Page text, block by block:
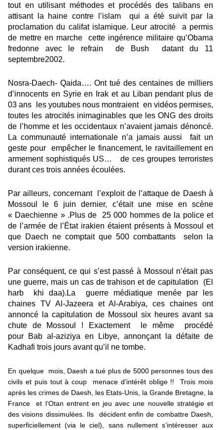
tout en utilisant méthodes et procédés des talibans en
attisant la haine contre l’islam qui a été suivit par la
proclamation du califat islamique. Leur atrocité a permis
de mettre en marche cette ingérence militaire qu’Obama
fredonne avec le refrain de Bush datant du 11
septembre2002.
Nosra-Daech- Qaida…. Ont tué des centaines de milliers
d’innocents en Syrie en Irak et au Liban pendant plus de
03 ans les youtubes nous montraient en vidéos permises,
toutes les atrocités inimaginables que les ONG des droits
de l’homme et les occidentaux n’avaient jamais dénoncé.
La communauté internationale n’a jamais aussi fait un
geste pour empêcher le financement, le ravitaillement en
armement sophistiqués US… de ces groupes terroristes
durant ces trois années écoulées.
Par ailleurs, concernant l’exploit de l’attaque de Daesh à
Mossoul le 6 juin dernier, c’était une mise en scène
« Daechienne » .Plus de 25 000 hommes de la police et
de l’armée de l’État irakien étaient présents à Mossoul et
que Daech ne comptait que 500 combattants selon la
version irakienne.
Par conséquent, ce qui s’est passé à Mossoul n’était pas
une guerre, mais un cas de trahison et de capitulation (El
harb khi daa).La guerre médiatique menée par les
chaines TV Al-Jazeera et Al-Arabiya, ces chaines ont
annoncé la capitulation de Mossoul six heures avant sa
chute de Mossoul ! Exactement le même procédé
pour Bab al-aziziya en Libye, annonçant la défaite de
Kadhafi trois jours avant qu’il ne tombe.
En quelque mois, Daesh a tué plus de 5000 personnes tous des
civils et puis tout à coup menace d’intérêt oblige !! Trois mois
après les crimes de Daesh, les Etats-Unis, la Grande Bretagne, la
France et l’Otan entrent en jeu avec une nouvelle stratégie et
des visions dissimulées. Ils décident enfin de combattre Daesh,
superficiellement (via le ciel), sans nullement s’intéresser aux